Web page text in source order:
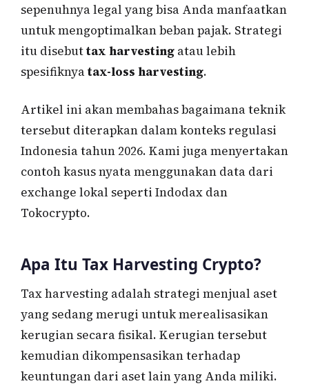
sepenuhnya legal yang bisa Anda manfaatkan
untuk mengoptimalkan beban pajak. Strategi
itu disebuttax harvesting atau lebih
spesifiknyatax-loss harvesting.
Artikel ini akan membahas bagaimana teknik
tersebut diterapkan dalam konteks regulasi
Indonesia tahun 2026. Kami juga menyertakan
contoh kasus nyata menggunakan data dari
exchange lokal seperti Indodax dan
Tokocrypto.
Apa Itu Tax Harvesting Crypto?
Tax harvesting adalah strategi menjual aset
yang sedang merugi untuk merealisasikan
kerugian secara fisikal. Kerugian tersebut
kemudian dikompensasikan terhadap
keuntungan dari aset lain yang Anda miliki.